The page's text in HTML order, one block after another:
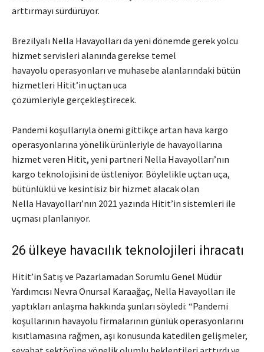
arttırmayı sürdürüyor.
Brezilyalı Nella Havayolları da yeni dönemde gerek yolcu
hizmet servisleri alanında gerekse temel
havayolu operasyonları ve muhasebe alanlarındaki bütün
hizmetleri Hitit’in uçtan uca
çözümleriyle gerçekleştirecek.
Pandemi koşullarıyla önemi gittikçe artan hava kargo
operasyonlarına yönelik ürünleriyle de havayollarına
hizmet veren Hitit, yeni partneri Nella Havayolları’nın
kargo teknolojisini de üstleniyor. Böylelikle uçtan uça,
bütünlüklü ve kesintisiz bir hizmet alacak olan
Nella Havayolları’nın 2021 yazında Hitit’in sistemleri ile
uçması planlanıyor.
26 ülkeye havacılık teknolojileri ihracatı
Hitit’in Satış ve Pazarlamadan Sorumlu Genel Müdür
Yardımcısı Nevra Onursal Karaağaç, Nella Havayolları ile
yaptıkları anlaşma hakkında şunları söyledi: “Pandemi
koşullarının havayolu firmalarının günlük operasyonlarını
kısıtlamasına rağmen, aşı konusunda katedilen gelişmeler,